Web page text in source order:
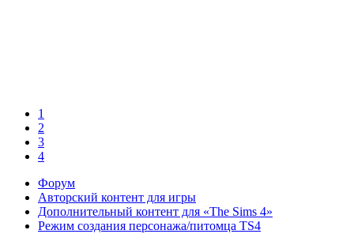
всю
в
1
2
3
4
Форум
Авторский контент для игры
Дополнительный контент для «The Sims 4»
Режим создания персонажа/питомца TS4